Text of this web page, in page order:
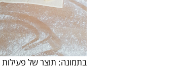
בתמונה: תוצר של פעילות